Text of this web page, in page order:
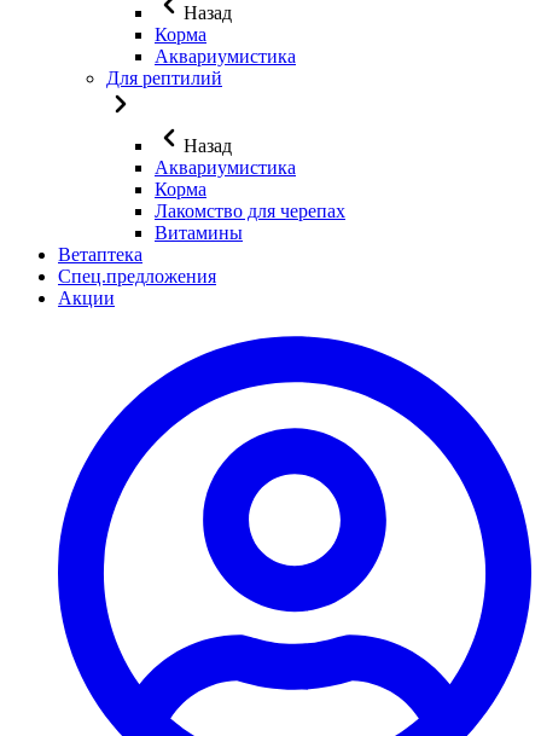
Назад
Корма
Аквариумистика
Для рептилий
Назад
Аквариумистика
Корма
Лакомство для черепах
Витамины
Ветаптека
Спец.предложения
Акции